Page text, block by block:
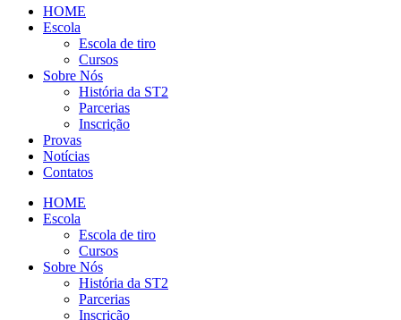
HOME
Escola
Escola de tiro
Cursos
Sobre Nós
História da ST2
Parcerias
Inscrição
Provas
Notícias
Contatos
HOME
Escola
Escola de tiro
Cursos
Sobre Nós
História da ST2
Parcerias
Inscrição